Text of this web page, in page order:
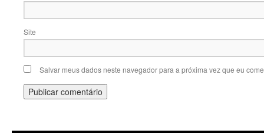
Site
Salvar meus dados neste navegador para a próxima vez que eu